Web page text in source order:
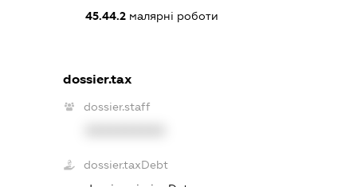
45.44.2 малярні роботи
dossier.tax
dossier.staff
dossier.taxDebt